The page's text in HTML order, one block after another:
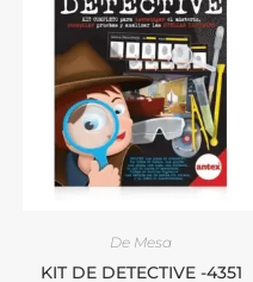
De Mesa
KIT DE DETECTIVE -4351